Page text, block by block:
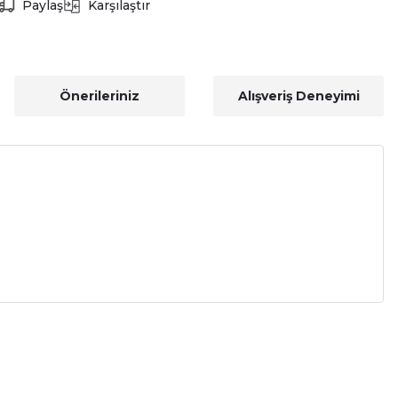
Paylaş Karşılaştır
Önerileriniz Alışveriş Deneyimi